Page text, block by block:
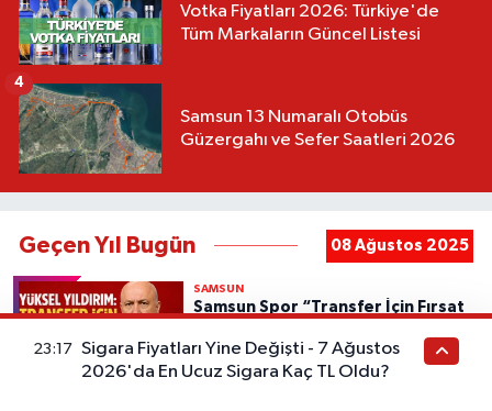
Votka Fiyatları 2026: Türkiye'de
Tüm Markaların Güncel Listesi
Samsun 13 Numaralı Otobüs
Güzergahı ve Sefer Saatleri 2026
4
Geçen Yıl Bugün 08 Ağustos 2025
SAMSUN
Samsun Spor “Transfer İçin Fırsat
23:17 Sigara Fiyatları Yine Değişti - 7 Ağustos
2026'da En Ucuz Sigara Kaç TL Oldu?